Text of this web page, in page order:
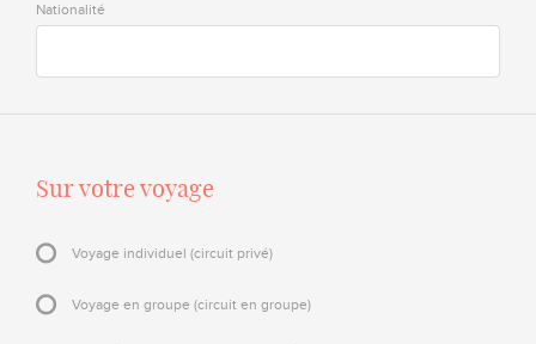
Nationalité
Sur votre voyage
Voyage individuel (circuit privé)
Voyage en groupe (circuit en groupe)